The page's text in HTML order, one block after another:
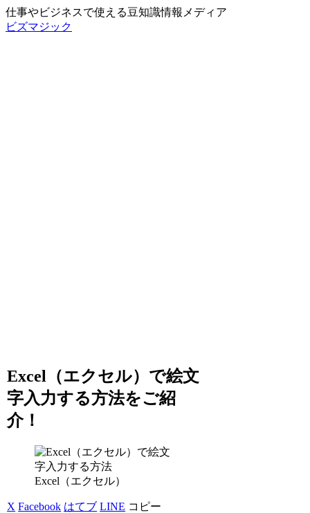
仕事やビジネスで使える豆知識情報メディア
ビズマジック
Excel（エクセル）で絵文
字入力する方法をご紹
介！
Excel（エクセル）
X Facebook はてブ LINE コピー